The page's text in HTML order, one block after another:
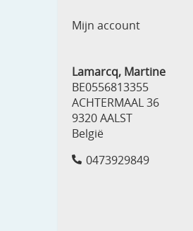
Mijn account
Lamarcq, Martine
BE0556813355
ACHTERMAAL 36
9320 AALST
België
0473929849